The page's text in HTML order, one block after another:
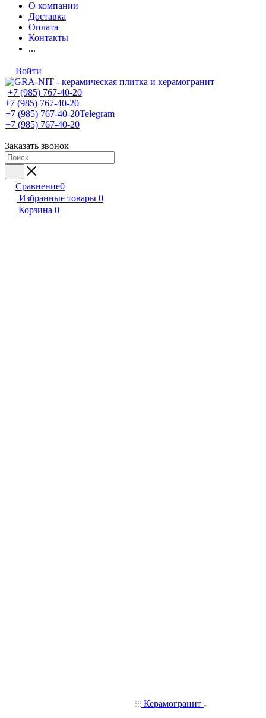
О компании
Доставка
Оплата
Контакты
...
Войти
+7 (985) 767-40-20
+7 (985) 767-40-20
+7 (985) 767-40-20Telegram
+7 (985) 767-40-20
Заказать звонок
Сравнение0
Избранные товары 0
Корзина 0
Керамогранит